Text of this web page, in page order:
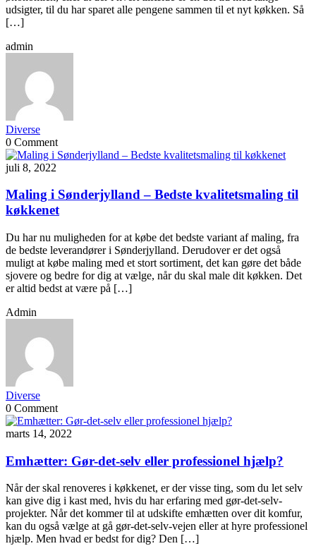
udsigter, til du har sparet alle pengene sammen til et nyt køkken. Så
[…]
admin
Diverse
0 Comment
juli 8, 2022
Maling i Sønderjylland – Bedste kvalitetsmaling til
køkkenet
Du har nu muligheden for at købe det bedste variant af maling, fra
de bedste leverandører i Sønderjylland. Derudover er det også
muligt at købe maling med et stort sortiment, det kan gøre det både
sjovere og bedre for dig at vælge, når du skal male dit køkken. Det
er altid bedst at være på […]
Admin
Diverse
0 Comment
marts 14, 2022
Emhætter: Gør-det-selv eller professionel hjælp?
Når der skal renoveres i køkkenet, er der visse ting, som du let selv
kan give dig i kast med, hvis du har erfaring med gør-det-selv-
projekter. Når det kommer til at udskifte emhætten over dit komfur,
kan du også vælge at gå gør-det-selv-vejen eller at hyre professionel
hjælp. Men hvad er bedst for dig? Den […]